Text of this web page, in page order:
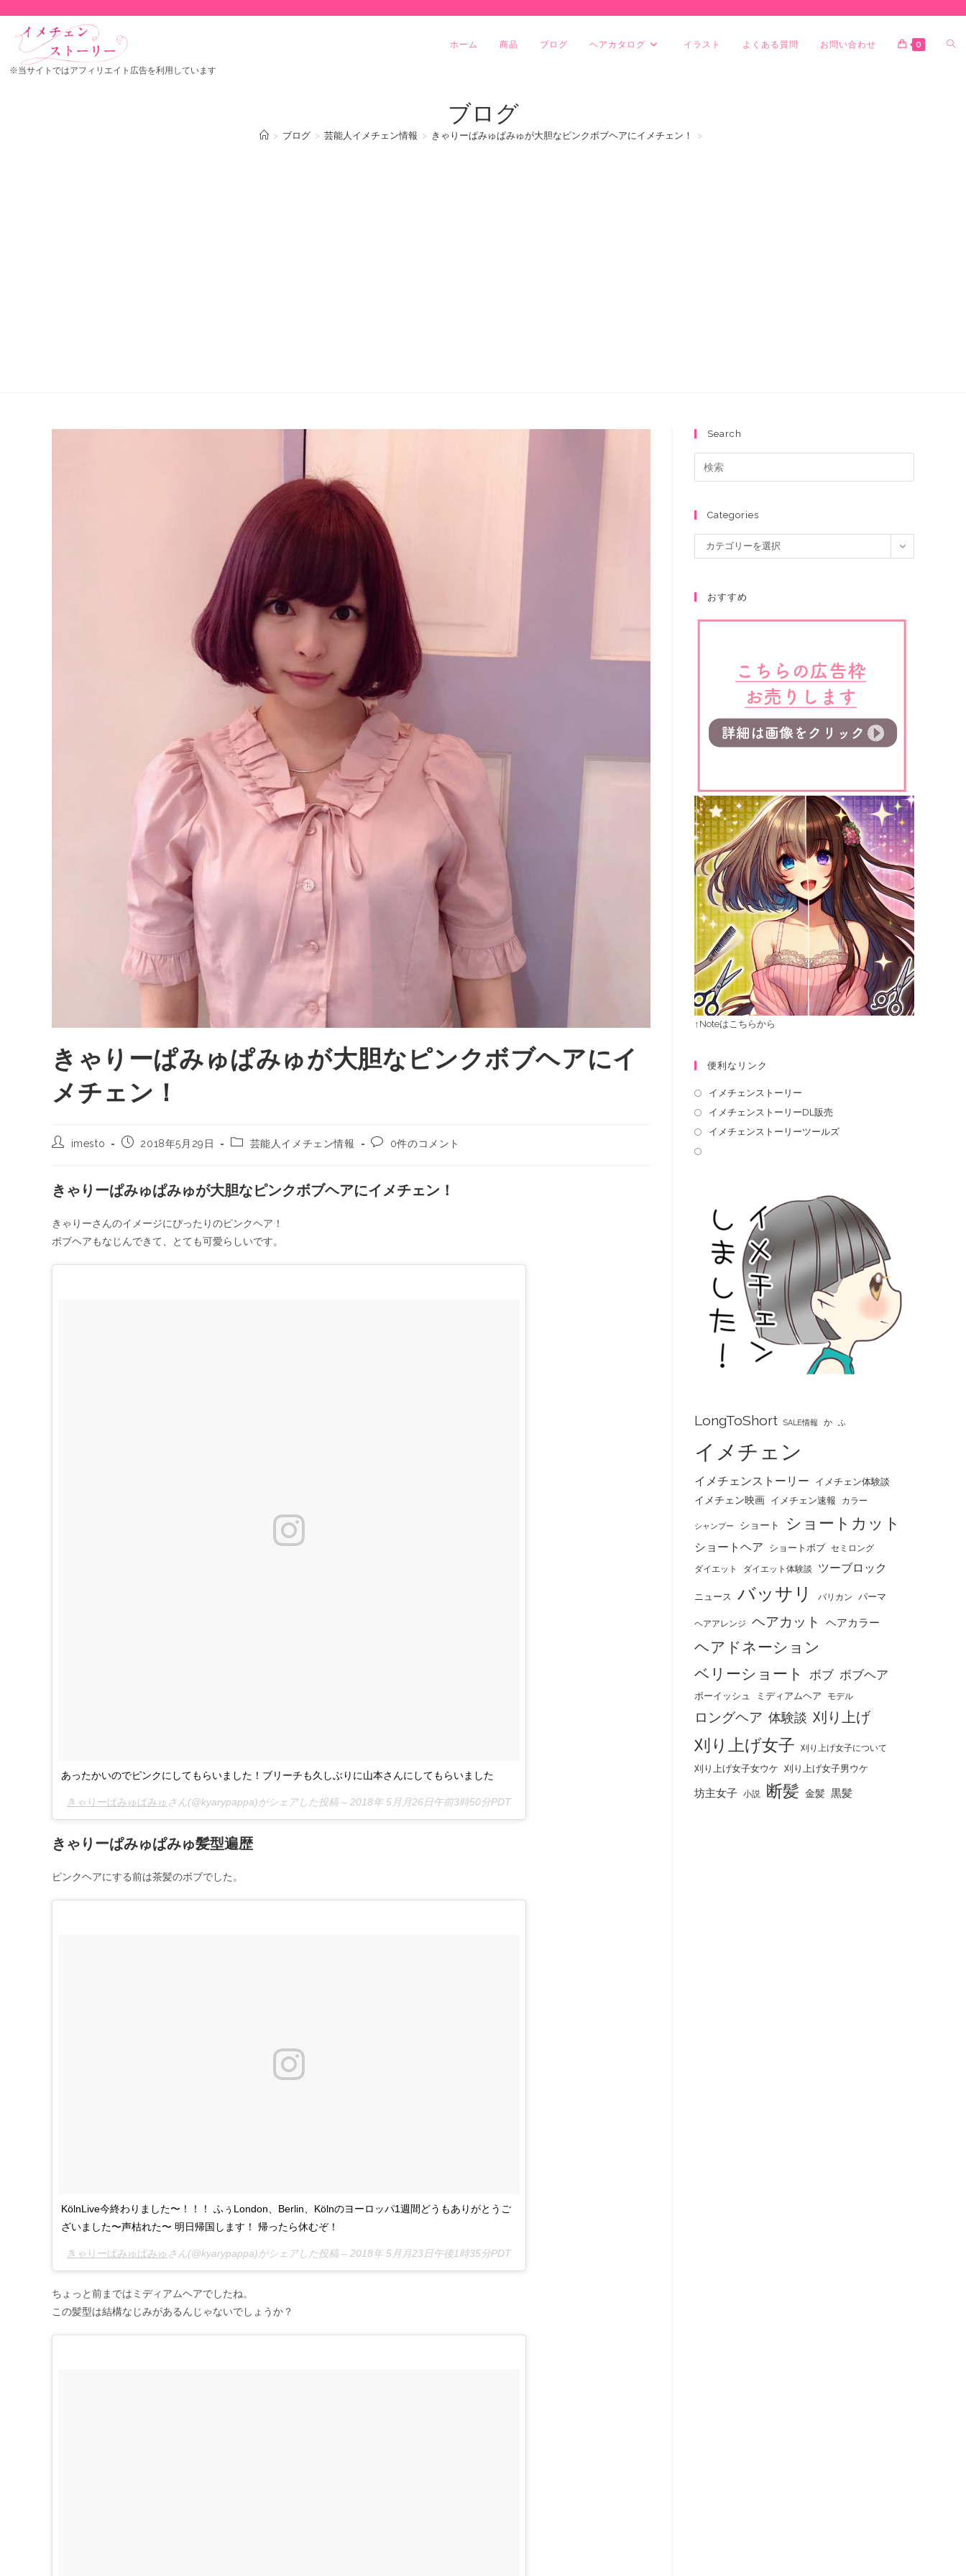
※当サイトではアフィリエイト広告を利用しています
ホーム 商品 ブログ ヘアカタログ イラスト よくある質問 お問い合わせ 0
ブログ
> ブログ > 芸能人イメチェン情報 > きゃりーぱみゅぱみゅが大胆なピンクボブヘアにイメチェン！ >
きゃりーぱみゅぱみゅが大胆なピンクボブヘアにイ
メチェン！
imesto 2018年5月29日 芸能人イメチェン情報 0件のコメント
きゃりーぱみゅぱみゅが大胆なピンクボブヘアにイメチェン！
きゃりーさんのイメージにぴったりのピンクヘア！
ボブヘアもなじんできて、とても可愛らしいです。
あったかいのでピンクにしてもらいました！ブリーチも久しぶりに山本さんにしてもらいました
きゃりーぱみゅぱみゅ さん(@kyarypappa)がシェアした投稿 – 2018年 5月月26日午前3時50分PDT
きゃりーぱみゅぱみゅ髪型遍歴
ピンクヘアにする前は茶髪のボブでした。
KölnLive今終わりました〜！！！ ふぅLondon、Berlin、Kölnのヨーロッパ1週間どうもありがとうご
ざいました〜声枯れた〜 明日帰国します！ 帰ったら休むぞ！
きゃりーぱみゅぱみゅ さん(@kyarypappa)がシェアした投稿 – 2018年 5月月23日午後1時35分PDT
ちょっと前まではミディアムヘアでしたね。
この髪型は結構なじみがあるんじゃないでしょうか？
Search
Categories
カテゴリーを選択
おすすめ
↑Noteはこちらから
便利なリンク
イメチェンストーリー
イメチェンストーリーDL販売
イメチェンストーリーツールズ
LongToShort SALE情報 か ふ
イメチェン
イメチェンストーリー イメチェン体験談
イメチェン映画 イメチェン速報 カラー
シャンプー ショート ショートカット
ショートヘア ショートボブ セミロング
ダイエット ダイエット体験談 ツーブロック
ニュース バッサリ バリカン パーマ
ヘアアレンジ ヘアカット ヘアカラー
ヘアドネーション
ベリーショート
ボブ ボブヘア
ボーイッシュ ミディアムヘア モデル
ロングヘア 体験談 刈り上げ
刈り上げ女子 刈り上げ女子について
刈り上げ女子女ウケ 刈り上げ女子男ウケ
坊主女子 小説 断髪 金髪 黒髪